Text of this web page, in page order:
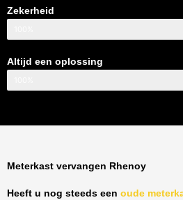
Zekerheid
Altijd een oplossing
Meterkast vervangen Rhenoy
Heeft u nog steeds een oude